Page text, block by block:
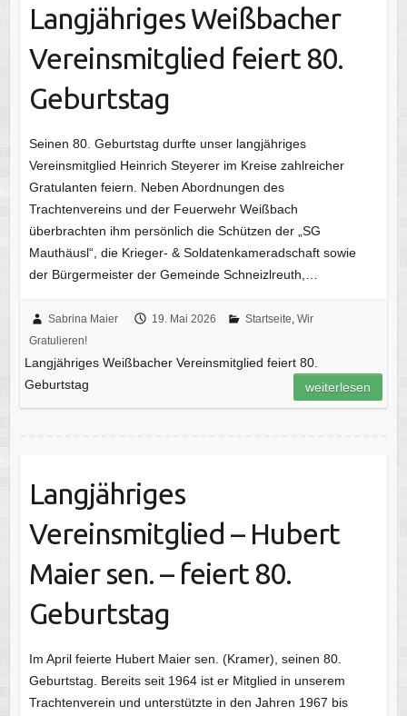
Langjähriges Weißbacher
Vereinsmitglied feiert 80.
Geburtstag
Seinen 80. Geburtstag durfte unser langjähriges
Vereinsmitglied Heinrich Steyerer im Kreise zahlreicher
Gratulanten feiern. Neben Abordnungen des
Trachtenvereins und der Feuerwehr Weißbach
überbrachten ihm persönlich die Schützen der „SG
Mauthäusl“, die Krieger- & Soldatenkameradschaft sowie
der Bürgermeister der Gemeinde Schneizlreuth,…
Sabrina Maier 19. Mai 2026 Startseite Wir
Gratulieren!
Langjähriges Weißbacher Vereinsmitglied feiert 80.
Geburtstag
weiterlesen
Langjähriges
Vereinsmitglied – Hubert
Maier sen. – feiert 80.
Geburtstag
Im April feierte Hubert Maier sen. (Kramer), seinen 80.
Geburtstag. Bereits seit 1964 ist er Mitglied in unserem
Trachtenverein und unterstützte in den Jahren 1967 bis